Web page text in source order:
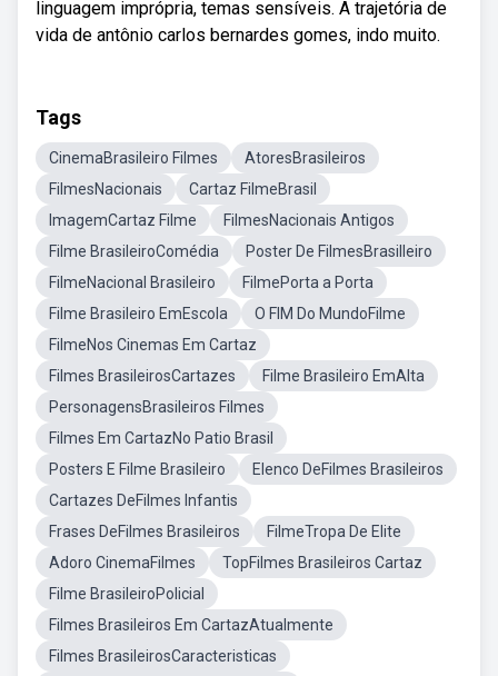
linguagem imprópria, temas sensíveis. A trajetória de
vida de antônio carlos bernardes gomes, indo muito.
Tags
CinemaBrasileiro Filmes
AtoresBrasileiros
FilmesNacionais
Cartaz FilmeBrasil
ImagemCartaz Filme
FilmesNacionais Antigos
Filme BrasileiroComédia
Poster De FilmesBrasilleiro
FilmeNacional Brasileiro
FilmePorta a Porta
Filme Brasileiro EmEscola
O FIM Do MundoFilme
FilmeNos Cinemas Em Cartaz
Filmes BrasileirosCartazes
Filme Brasileiro EmAlta
PersonagensBrasileiros Filmes
Filmes Em CartazNo Patio Brasil
Posters E Filme Brasileiro
Elenco DeFilmes Brasileiros
Cartazes DeFilmes Infantis
Frases DeFilmes Brasileiros
FilmeTropa De Elite
Adoro CinemaFilmes
TopFilmes Brasileiros Cartaz
Filme BrasileiroPolicial
Filmes Brasileiros Em CartazAtualmente
Filmes BrasileirosCaracteristicas